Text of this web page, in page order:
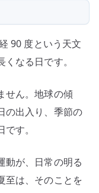
90 度という天文
なる日です。
せん。地球の傾
の出入り、季節の
す。
動が、日常の明る
至は、そのことを